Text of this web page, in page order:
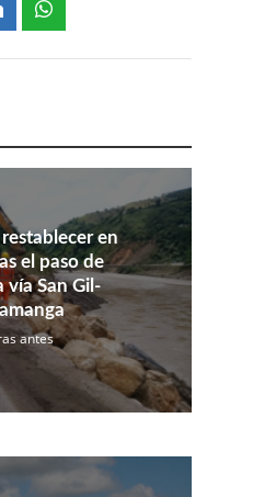
en
el paso de
vía San Gil-
antes